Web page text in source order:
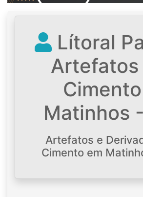
Lítoral
Artefatos
Matinhos
Artefatos e
Cimento em